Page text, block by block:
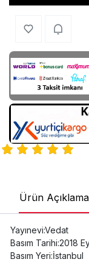
Ürün
Yayınevi:Vedat
Basım Tarihi:2018
Basım Yeri:İstanbul